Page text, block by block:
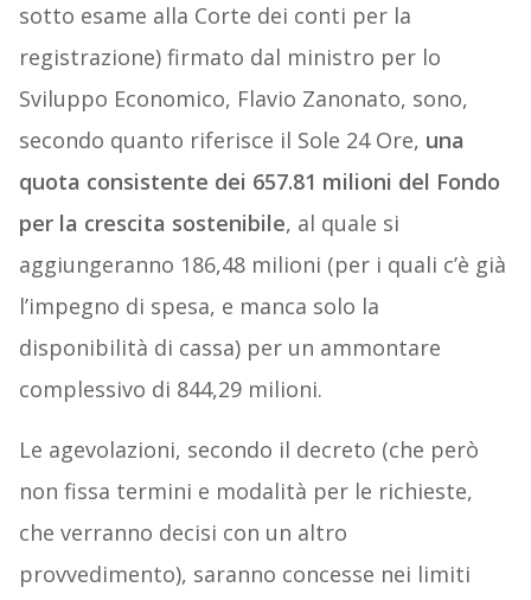
sotto esame alla Corte dei conti per la
registrazione) firmato dal ministro per lo
Sviluppo Economico, Flavio Zanonato, sono,
secondo quanto riferisce il Sole 24 Ore, una
quota consistente dei 657.81 milioni del Fondo
per la crescita sostenibile, al quale si
aggiungeranno 186,48 milioni (per i quali c’è già
l’impegno di spesa, e manca solo la
disponibilità di cassa) per un ammontare
complessivo di 844,29 milioni.
Le agevolazioni, secondo il decreto (che però
non fissa termini e modalità per le richieste,
che verranno decisi con un altro
provvedimento), saranno concesse nei limiti